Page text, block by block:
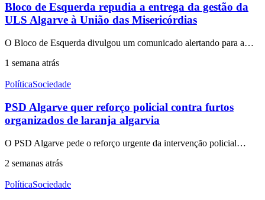
Bloco de Esquerda repudia a entrega da gestão da
ULS Algarve à União das Misericórdias
O Bloco de Esquerda divulgou um comunicado alertando para a…
1 semana atrás
PolíticaSociedade
PSD Algarve quer reforço policial contra furtos
organizados de laranja algarvia
O PSD Algarve pede o reforço urgente da intervenção policial…
2 semanas atrás
PolíticaSociedade